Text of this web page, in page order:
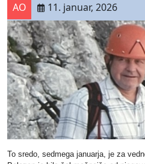
AO 11. januar, 2026
To sredo, sedmega januarja, je za